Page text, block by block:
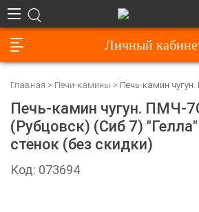
Личный
Главная Печи-камины Печь-камин чугун.
Печь-камин чугун. ПМЧ-
(Рубцовск) (Сиб 7)
стенок (без скидки)
Код: 073694